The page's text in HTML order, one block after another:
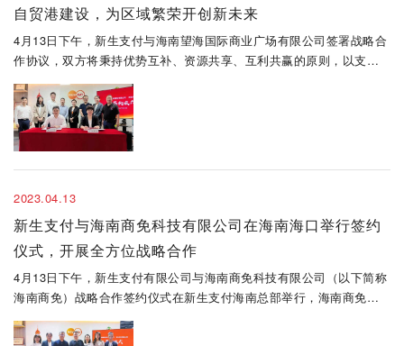
自贸港建设，为区域繁荣开创新未来
4月13日下午，新生支付与海南望海国际商业广场有限公司签署战略合
作协议，双方将秉持优势互补、资源共享、互利共赢的原则，以支付
清算、金融服务、信息交换为基础，从望海国际跨境电商板块和传统
百货贸易两部分切入展开务实合作，相互赋能，促进双方共同发展。
2023.04.13
新生支付与海南商免科技有限公司在海南海口举行签约
仪式，开展全方位战略合作
4月13日下午，新生支付有限公司与海南商免科技有限公司（以下简称
海南商免）战略合作签约仪式在新生支付海南总部举行，海南商免科
技副总裁、商务中心总经理侯鹏、品牌总监陈彦凝、区域商务总监陈
敏，新生支付副总经理张磊、跨境与创新事业部总经理遇欣、董事会